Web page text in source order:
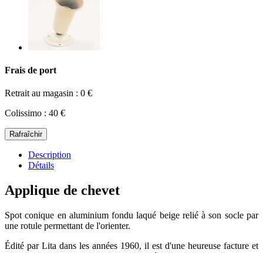
Frais de port
Retrait au magasin : 0 €
Colissimo : 40 €
Description
Détails
Applique de chevet
Spot conique en aluminium fondu laqué beige relié à son socle par
une rotule permettant de l'orienter.
Édité par Lita dans les années 1960, il est d'une heureuse facture et